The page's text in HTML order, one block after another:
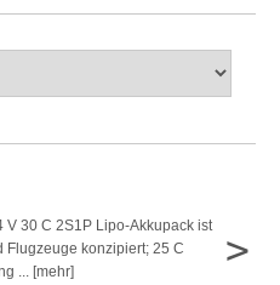
V 30 C 2S1P Lipo-Akkupack ist
konzipiert; 25 C
... [mehr]
>